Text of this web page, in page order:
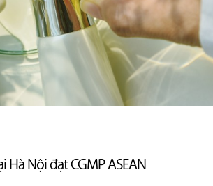
Hà Nội đạt CGMP ASEAN